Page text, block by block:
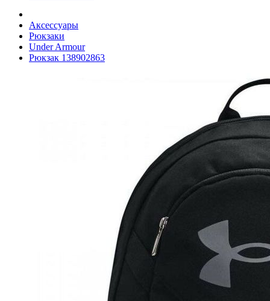
Аксессуары
Рюкзаки
Under Armour
Рюкзак 138902863